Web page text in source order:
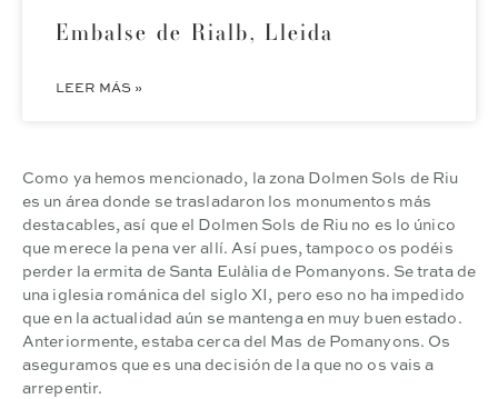
Embalse de Rialb, Lleida
LEER MÁS »
Como ya hemos mencionado, la zona Dolmen Sols de Riu
es un área donde se trasladaron los monumentos más
destacables, así que el Dolmen Sols de Riu no es lo único
que merece la pena ver allí. Así pues, tampoco os podéis
perder la ermita de Santa Eulàliade Pomanyons. Se trata de
una iglesia románica del siglo XI, pero eso no ha impedido
que en la actualidad aún se mantenga en muy buen estado.
Anteriormente, estaba cerca del Mas de Pomanyons. Os
aseguramos que es una decisión de la que no os vais a
arrepentir.